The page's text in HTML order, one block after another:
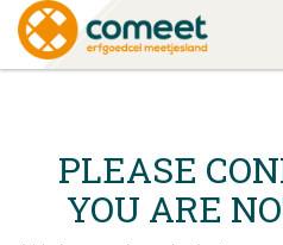
PLEASE
YOU ARE